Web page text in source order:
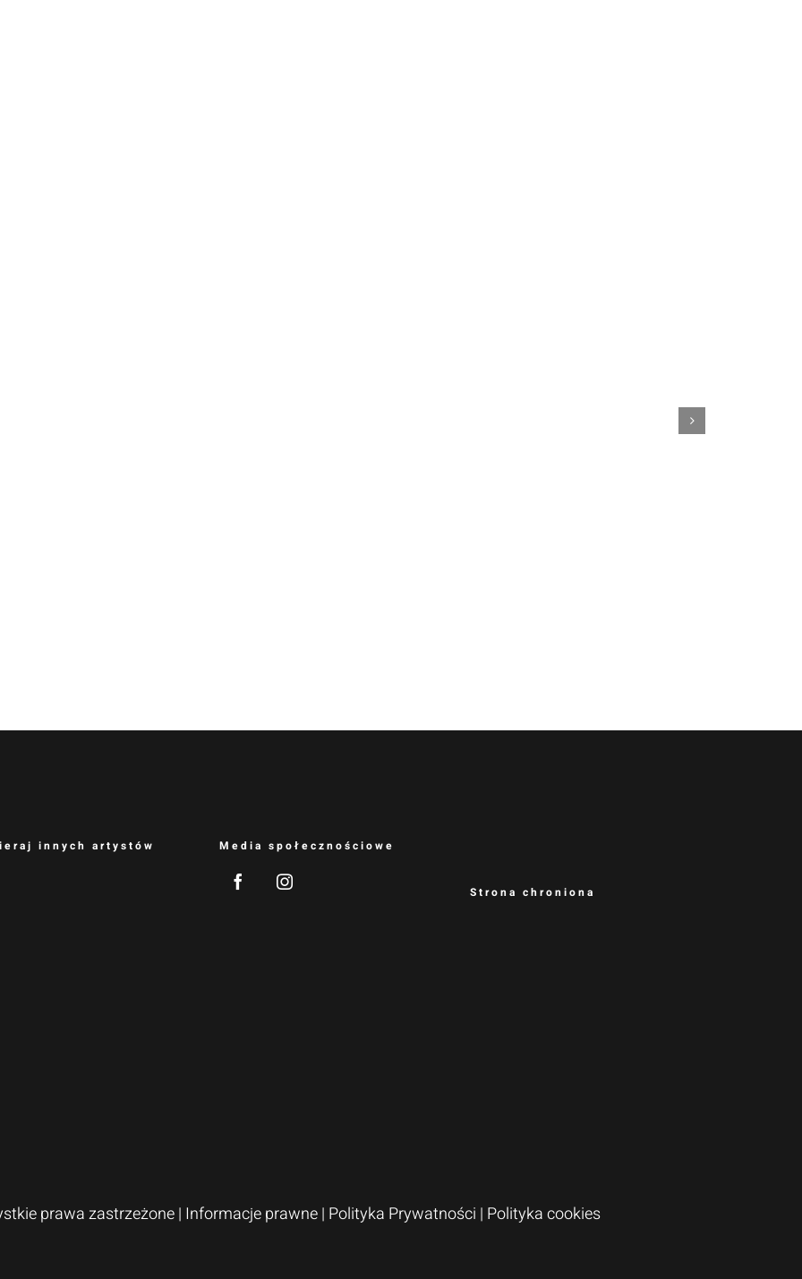
innych artystów Media społecznościowe
Strona chroniona
prawa zastrzeżone | Informacje prawne| Polityka Prywatności | Polityka cookies